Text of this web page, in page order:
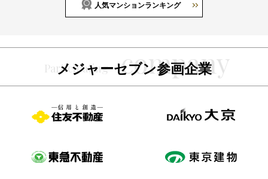
人気マンションランキング
メジャーセブン参画企業